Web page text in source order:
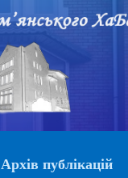
Архів публікацій